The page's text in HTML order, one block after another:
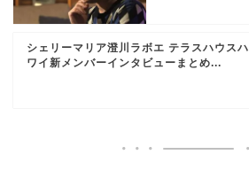
シェリーマリア澄川ラボエ テラスハウスハ
ワイ新メンバーインタビューまとめ...